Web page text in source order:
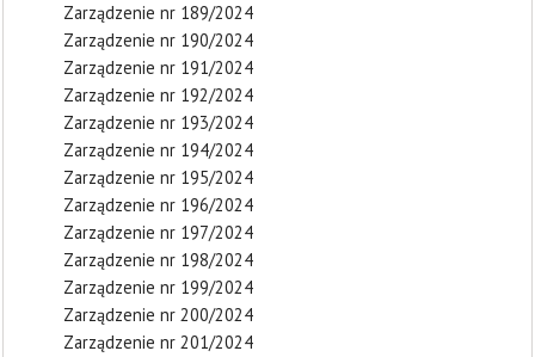
Zarządzenie nr 189/2024
Zarządzenie nr 190/2024
Zarządzenie nr 191/2024
Zarządzenie nr 192/2024
Zarządzenie nr 193/2024
Zarządzenie nr 194/2024
Zarządzenie nr 195/2024
Zarządzenie nr 196/2024
Zarządzenie nr 197/2024
Zarządzenie nr 198/2024
Zarządzenie nr 199/2024
Zarządzenie nr 200/2024
Zarządzenie nr 201/2024